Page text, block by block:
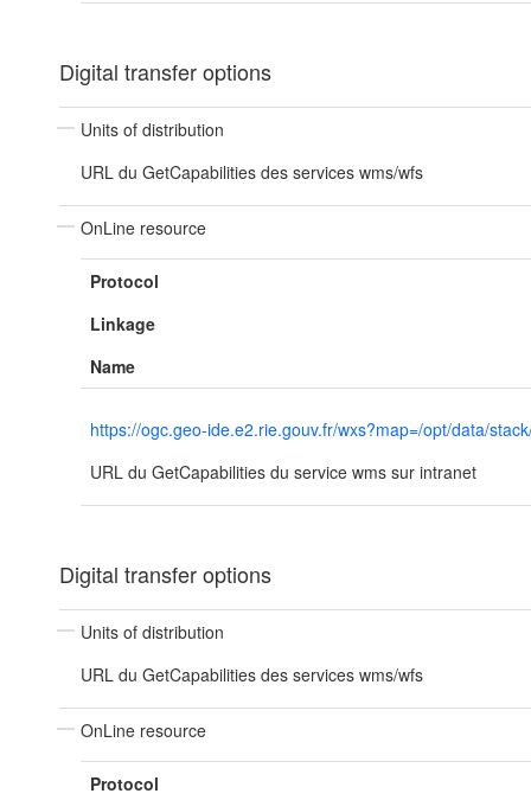
Digital transfer options
Units of distribution
URL du GetCapabilities des services wms/wfs
OnLine resource
Protocol
Linkage
Name
https://ogc.geo-ide.e2.rie.gouv.fr/wxs?map=/opt/data/
URL du GetCapabilities du service wms sur intranet
Digital transfer options
Units of distribution
URL du GetCapabilities des services wms/wfs
OnLine resource
Protocol